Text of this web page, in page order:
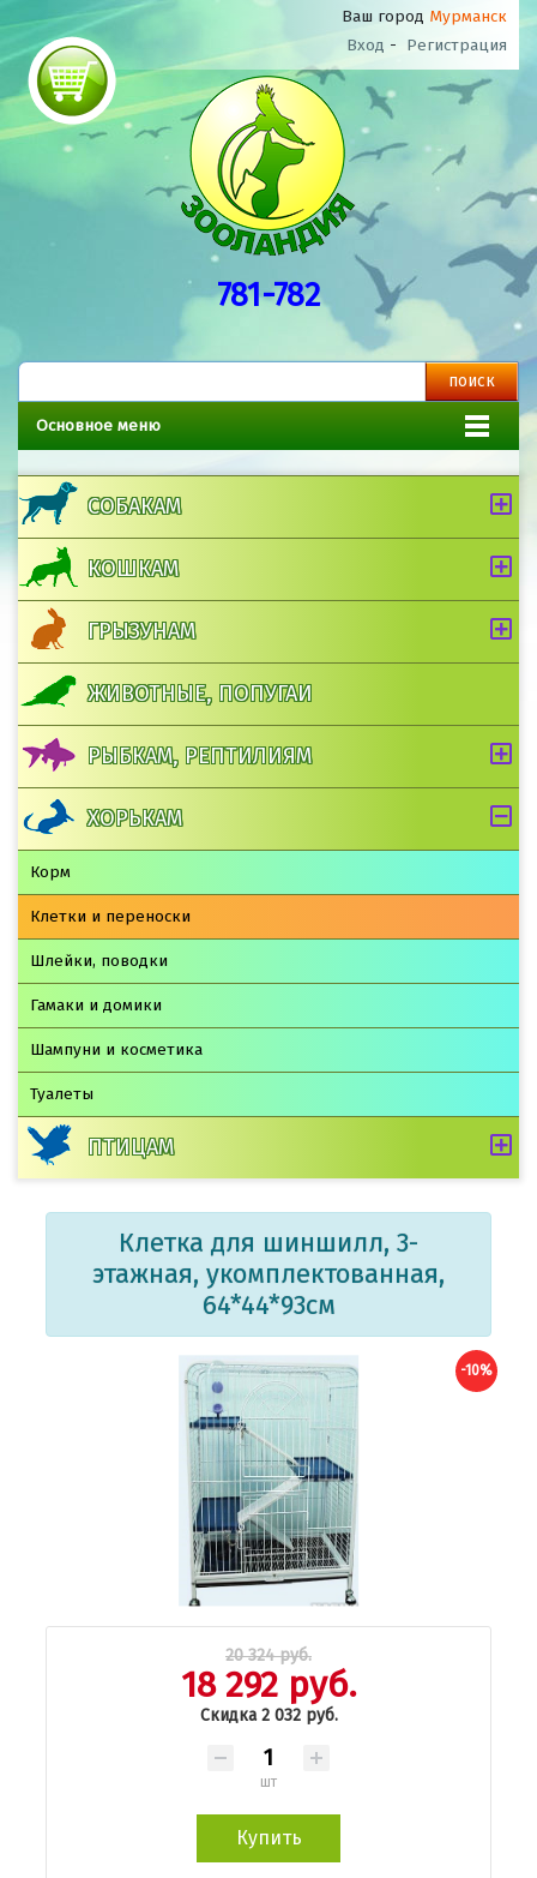
Ваш город Мурманск
Вход - Регистрация
781-782
Основное меню
СОБАКАМ
КОШКАМ
ГРЫЗУНАМ
ЖИВОТНЫЕ, ПОПУГАИ
РЫБКАМ, РЕПТИЛИЯМ
ХОРЬКАМ
Корм
Клетки и переноски
Шлейки, поводки
Гамаки и домики
Шампуни и косметика
Туалеты
ПТИЦАМ
Клетка для шиншилл, 3-
этажная, укомплектованная,
64*44*93см
-10%
20 324 руб.
18 292 руб.
Скидка 2 032 руб.
шт
Купить